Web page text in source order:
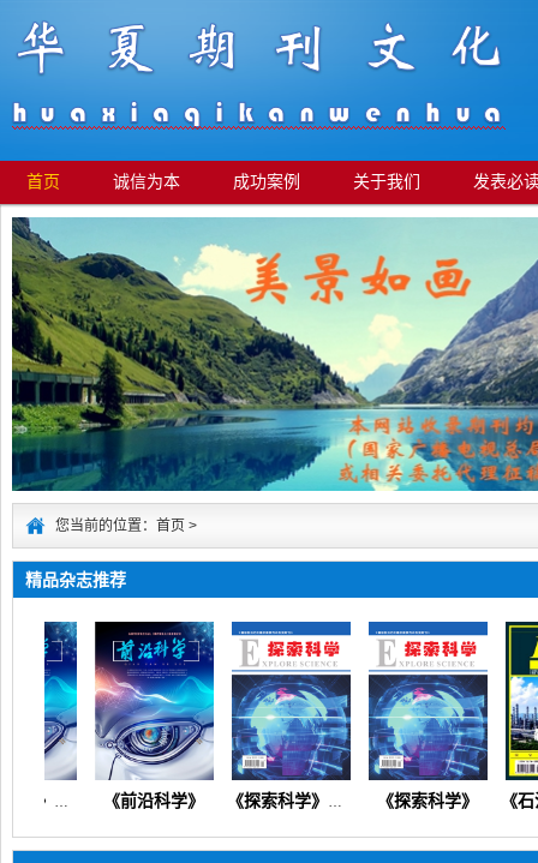
首页 诚信为本 成功案例 关于我们 发表必
您当前的位置：首页 >
精品杂志推荐
《前沿科学》（工业科技教育教学财会经济信息技术医学护理） 《前沿科学》 《探索科学》（科技工程信息技术教育教学经济管理人工智能） 《探索科学》